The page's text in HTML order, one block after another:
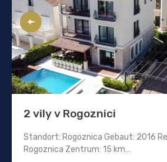
2 vily v Rogoznici
Standort: Rogoznica Gebaut: 2016
Rogoznica Zentrum: 15 km…